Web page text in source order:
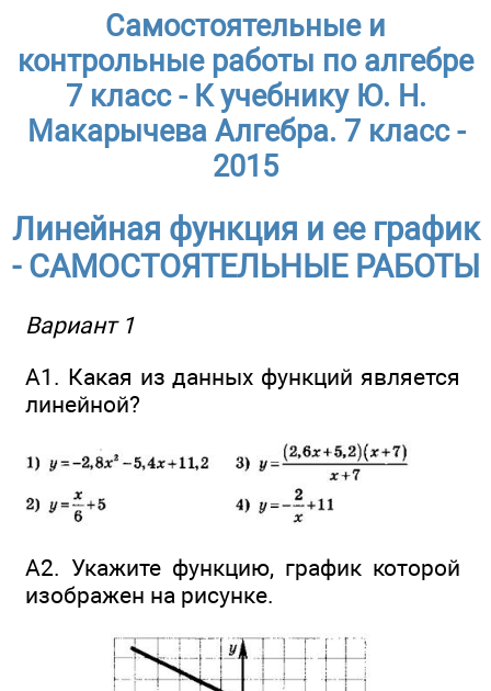
Самостоятельные и
контрольные работы по алгебре
7 класс - К учебнику Ю. Н.
Макарычева Алгебра. 7 класс -
2015
Линейная функция и ее график
- САМОСТОЯТЕЛЬНЫЕ РАБОТЫ
Вариант 1
А1. Какая из данных функций является
линейной?
А2. Укажите функцию, график которой
изображен на рисунке.